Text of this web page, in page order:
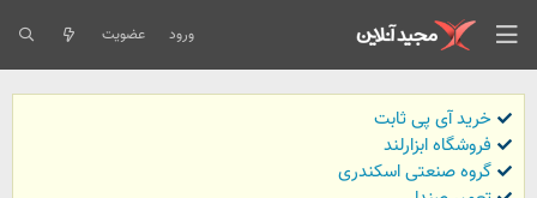
ورود عضویت
خرید آی پی ثابت
فروشگاه ابزارلند
گروه صنعتی اسکندری